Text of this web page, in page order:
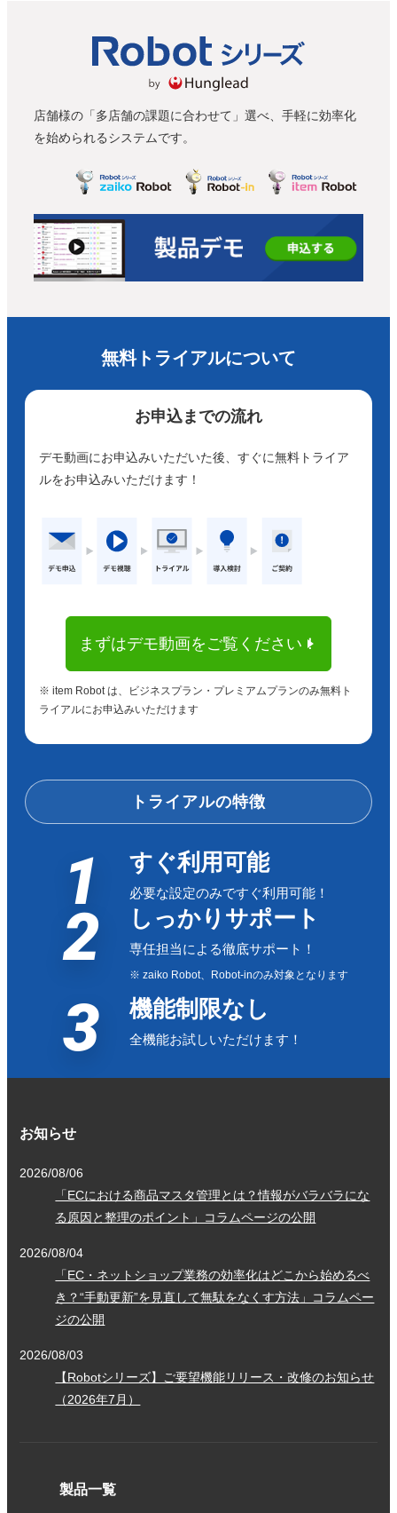
店舗様の「多店舗の課題に合わせて」選べ、手軽に効率化
を始められるシステムです。
無料トライアルについて
お申込までの流れ
デモ動画にお申込みいただいた後、すぐに無料トライア
ルをお申込みいただけます！
まずはデモ動画をご覧ください！
※ item Robot は、ビジネスプラン・プレミアムプランのみ無料ト
ライアルにお申込みいただけます
トライアルの特徴
1 すぐ利用可能
必要な設定のみですぐ利用可能！
2 しっかりサポート
専任担当による徹底サポート！
※ zaiko Robot、Robot-inのみ対象となります
3 機能制限なし
全機能お試しいただけます！
お知らせ
2026/08/06
「ECにおける商品マスタ管理とは？情報がバラバラにな
る原因と整理のポイント」コラムページの公開
2026/08/04
「EC・ネットショップ業務の効率化はどこから始めるべ
き？“手動更新”を見直して無駄をなくす方法」コラムペー
ジの公開
2026/08/03
【Robotシリーズ】ご要望機能リリース・改修のお知らせ
（2026年7月）
製品一覧